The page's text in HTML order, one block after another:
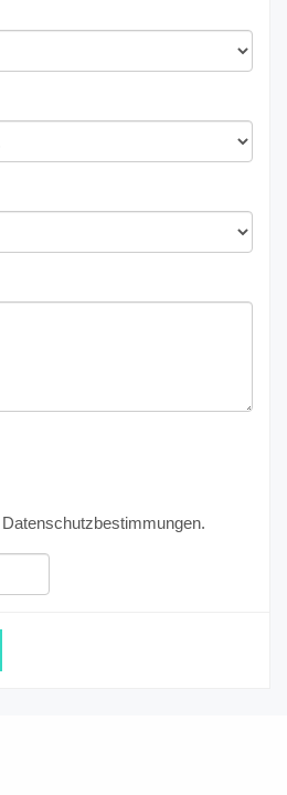
Datenschutzbestimmungen.